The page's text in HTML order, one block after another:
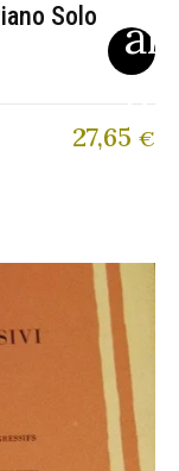
Solo
27,65 €